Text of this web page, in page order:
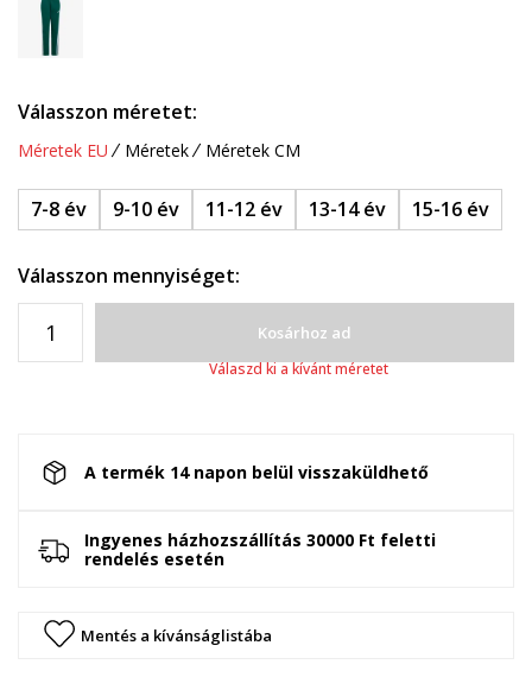
Válasszon méretet:
Méretek EU Méretek Méretek CM
7-8 év 9-10 év 11-12 év 13-14 év 15-16 év
Válasszon mennyiséget:
Kosárhoz ad
Válaszd ki a kívánt méretet
A termék 14 napon belül visszaküldhető
Ingyenes házhozszállítás 30000 Ft feletti
rendelés esetén
Mentés a kívánságlistába